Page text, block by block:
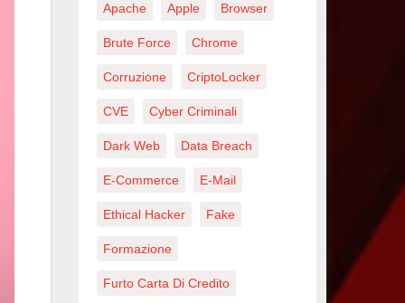
Apache Apple Browser
Brute Force Chrome
Corruzione CriptoLocker
CVE Cyber Criminali
Dark Web Data Breach
E-Commerce E-Mail
Ethical Hacker Fake
Formazione
Furto Carta Di Credito